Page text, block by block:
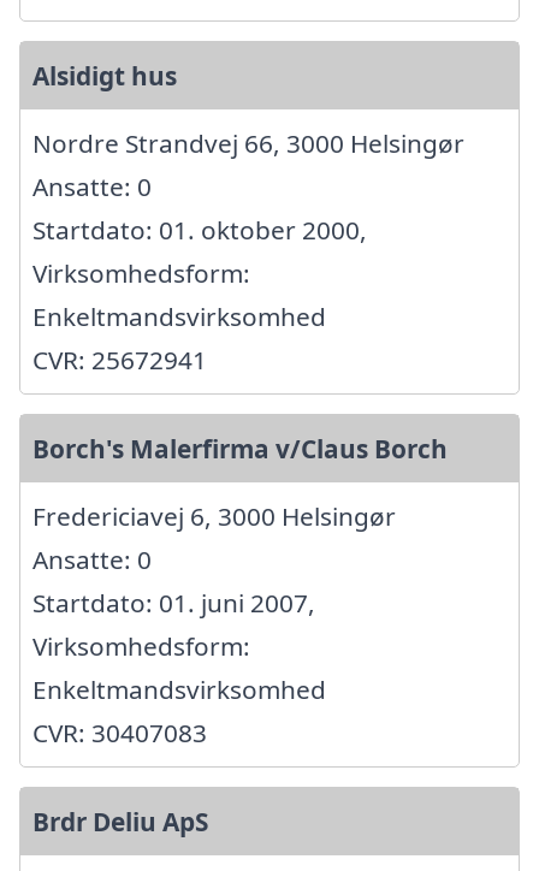
Alsidigt hus
Nordre Strandvej 66, 3000 Helsingør
Ansatte: 0
Startdato: 01. oktober 2000,
Virksomhedsform:
Enkeltmandsvirksomhed
CVR: 25672941
Borch's Malerfirma v/Claus Borch
Fredericiavej 6, 3000 Helsingør
Ansatte: 0
Startdato: 01. juni 2007,
Virksomhedsform:
Enkeltmandsvirksomhed
CVR: 30407083
Brdr Deliu ApS